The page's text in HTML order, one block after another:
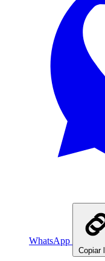
WhatsApp
Copiar